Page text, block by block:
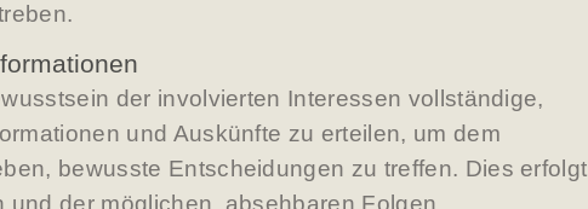
der involvierten Interessen vollständige,
und Auskünfte zu erteilen, um dem
bewusste Entscheidungen zu treffen. Dies erfolgt
der möglichen, absehbaren Folgen.